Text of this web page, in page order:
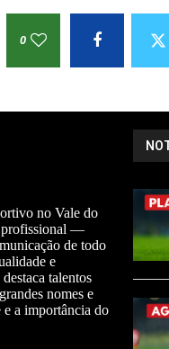
0
no Vale do
profissional —
de todo
e
talentos
nomes e
a importância do